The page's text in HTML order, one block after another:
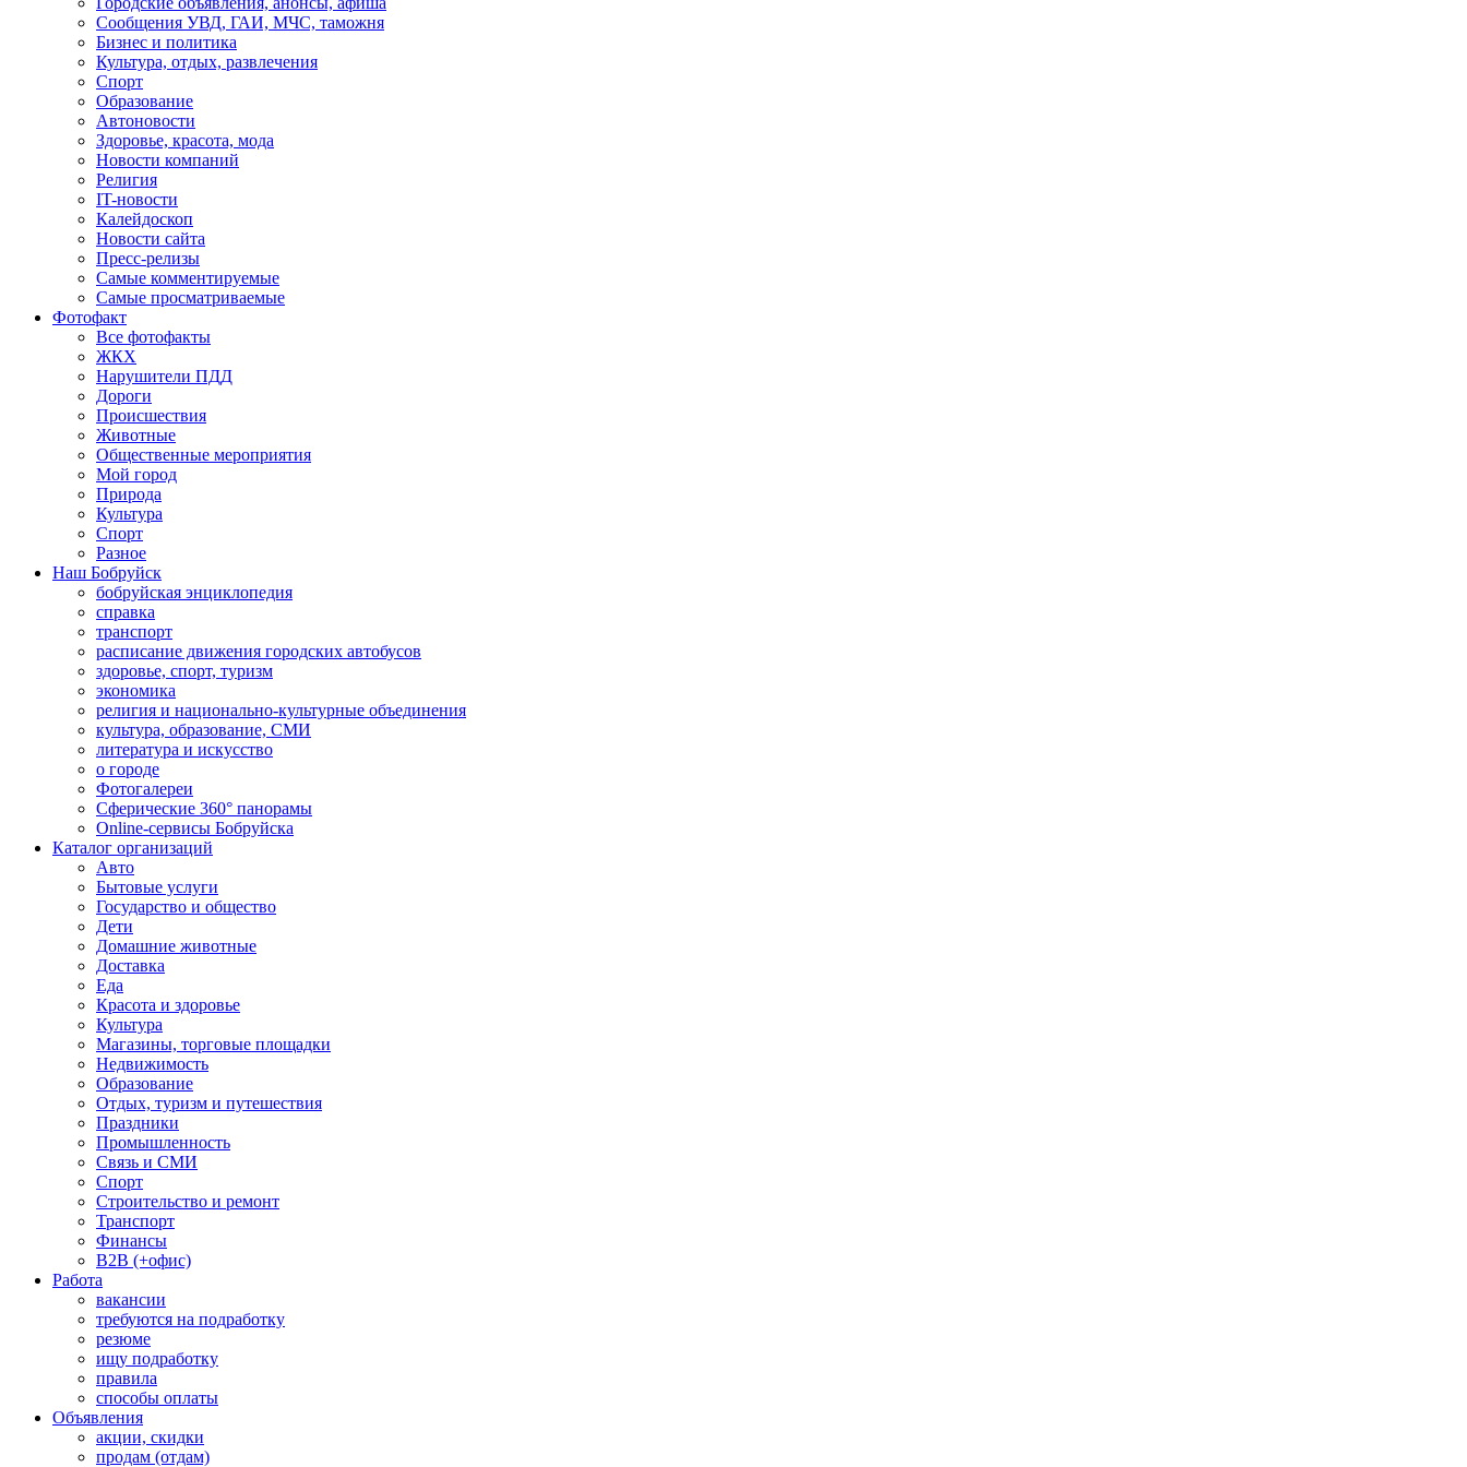
Сообщения УВД, ГАИ, МЧС, таможня
Бизнес и политика
Культура, отдых, развлечения
Спорт
Образование
Автоновости
Здоровье, красота, мода
Новости компаний
Религия
IT-новости
Калейдоскоп
Новости сайта
Пресс-релизы
Самые комментируемые
Самые просматриваемые
Фотофакт
Все фотофакты
ЖКХ
Нарушители ПДД
Дороги
Происшествия
Животные
Общественные мероприятия
Мой город
Природа
Культура
Спорт
Разное
Наш Бобруйск
бобруйская энциклопедия
справка
транспорт
расписание движения городских автобусов
здоровье, спорт, туризм
экономика
религия и национально-культурные объединения
культура, образование, СМИ
литература и искусство
о городе
Фотогалереи
Сферические 360° панорамы
Online-сервисы Бобруйска
Каталог организаций
Авто
Бытовые услуги
Государство и общество
Дети
Домашние животные
Доставка
Еда
Красота и здоровье
Культура
Магазины, торговые площадки
Недвижимость
Образование
Отдых, туризм и путешествия
Праздники
Промышленность
Связь и СМИ
Спорт
Строительство и ремонт
Транспорт
Финансы
B2B (+офис)
Работа
вакансии
требуются на подработку
резюме
ищу подработку
правила
способы оплаты
Объявления
акции, скидки
продам (отдам)